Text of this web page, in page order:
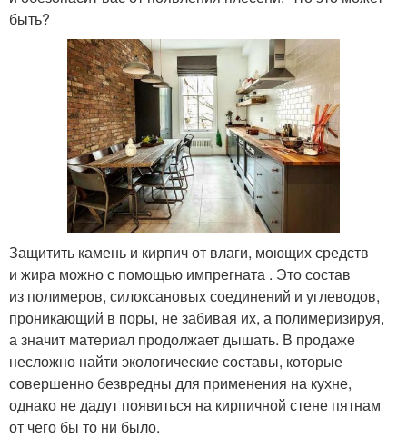
быть?
Защитить камень и кирпич от влаги, моющих средств
и жира можно с помощью импрегната . Это состав
из полимеров, силоксановых соединений и углеводов,
проникающий в поры, не забивая их, а полимеризируя,
а значит материал продолжает дышать. В продаже
несложно найти экологические составы, которые
совершенно безвредны для применения на кухне,
однако не дадут появиться на кирпичной стене пятнам
от чего бы то ни было.